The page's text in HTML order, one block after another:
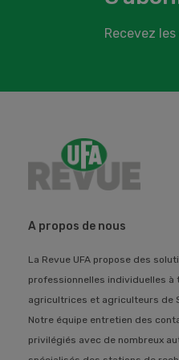
Recevez
A propos de nous
La Revue UFA propose des
professionnelles individuelles à
agricultrices et agriculteurs de
Notre équipe entretien des
privilégiés avec de nombreux